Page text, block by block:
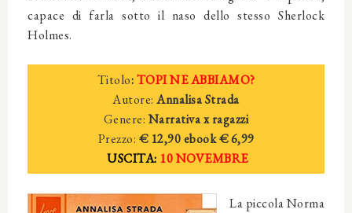
capace di farla sotto il naso dello stesso Sherlock
Holmes.
Titolo:TOPI NE ABBIAMO?
Autore:Annalisa Strada
Genere:Narrativa x ragazzi
Prezzo: € 12,90ebook € 6,99
USCITA: 10 NOVEMBRE
La piccola Norma